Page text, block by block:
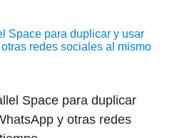
Space para duplicar
y otras redes